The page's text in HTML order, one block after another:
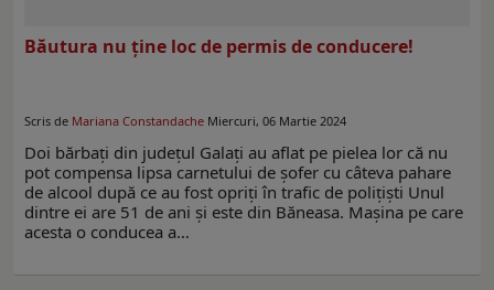
Băutura nu ține loc de permis de conducere!
Scris de Mariana Constandache Miercuri, 06 Martie 2024
Doi bărbați din județul Galați au aflat pe pielea lor că nu
pot compensa lipsa carnetului de șofer cu câteva pahare
de alcool după ce au fost opriți în trafic de polițiști Unul
dintre ei are 51 de ani și este din Băneasa. Mașina pe care
acesta o conducea a…